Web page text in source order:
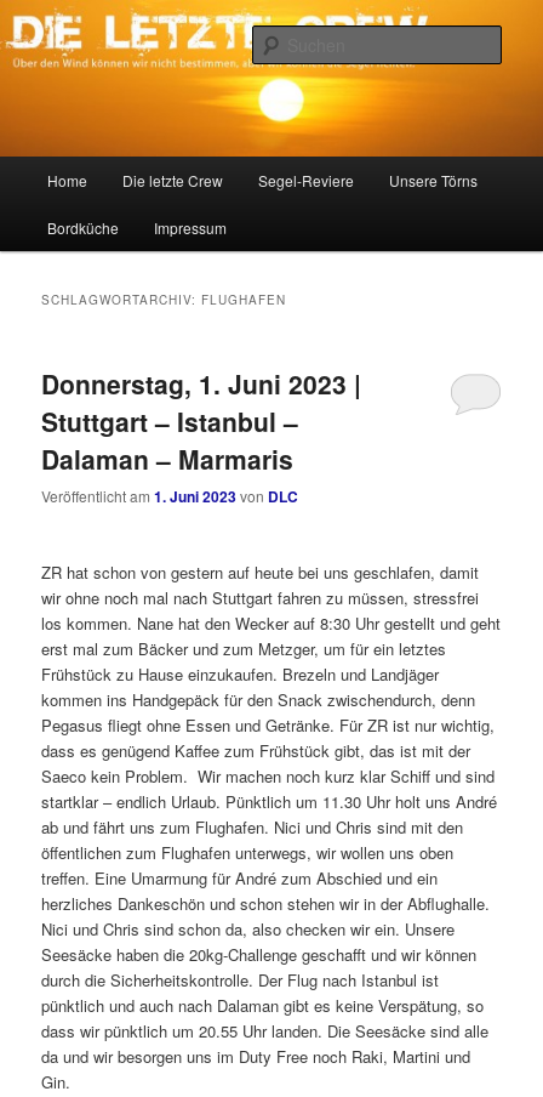
Zum
primären
Inhalt
Zum
sekundären
Inhalt
DIE LETZTE CREW
Über den Wind können wir nicht bestimmen, aber wir können die Segel
richten.
Home Die letzte Crew Segel-Reviere Unsere Törns
Bordküche Impressum
SCHLAGWORTARCHIV: FLUGHAFEN
Donnerstag, 1. Juni 2023 |
Stuttgart – Istanbul –
Dalaman – Marmaris
Veröffentlicht am1. Juni 2023von DLC
ZR hat schon von gestern auf heute bei uns geschlafen, damit
wir ohne noch mal nach Stuttgart fahren zu müssen, stressfrei
los kommen. Nane hat den Wecker auf 8:30 Uhr gestellt und geht
erst mal zum Bäcker und zum Metzger, um für ein letztes
Frühstück zu Hause einzukaufen. Brezeln und Landjäger
kommen ins Handgepäck für den Snack zwischendurch, denn
Pegasus fliegt ohne Essen und Getränke. Für ZR ist nur wichtig,
dass es genügend Kaffee zum Frühstück gibt, das ist mit der
Saeco kein Problem. Wir machen noch kurz klar Schiff und sind
startklar – endlich Urlaub. Pünktlich um 11.30 Uhr holt uns André
ab und fährt uns zum Flughafen. Nici und Chris sind mit den
öffentlichen zum Flughafen unterwegs, wir wollen uns oben
treffen. Eine Umarmung für André zum Abschied und ein
herzliches Dankeschön und schon stehen wir in der Abflughalle.
Nici und Chris sind schon da, also checken wir ein. Unsere
Seesäcke haben die 20kg-Challenge geschafft und wir können
durch die Sicherheitskontrolle. Der Flug nach Istanbul ist
pünktlich und auch nach Dalaman gibt es keine Verspätung, so
dass wir pünktlich um 20.55 Uhr landen. Die Seesäcke sind alle
da und wir besorgen uns im Duty Free noch Raki, Martini und
Gin.